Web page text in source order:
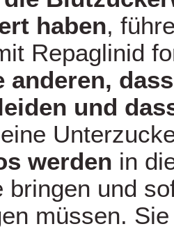
haben,
Repaglinid
anderen,
und
werden in
bringen und
müssen.